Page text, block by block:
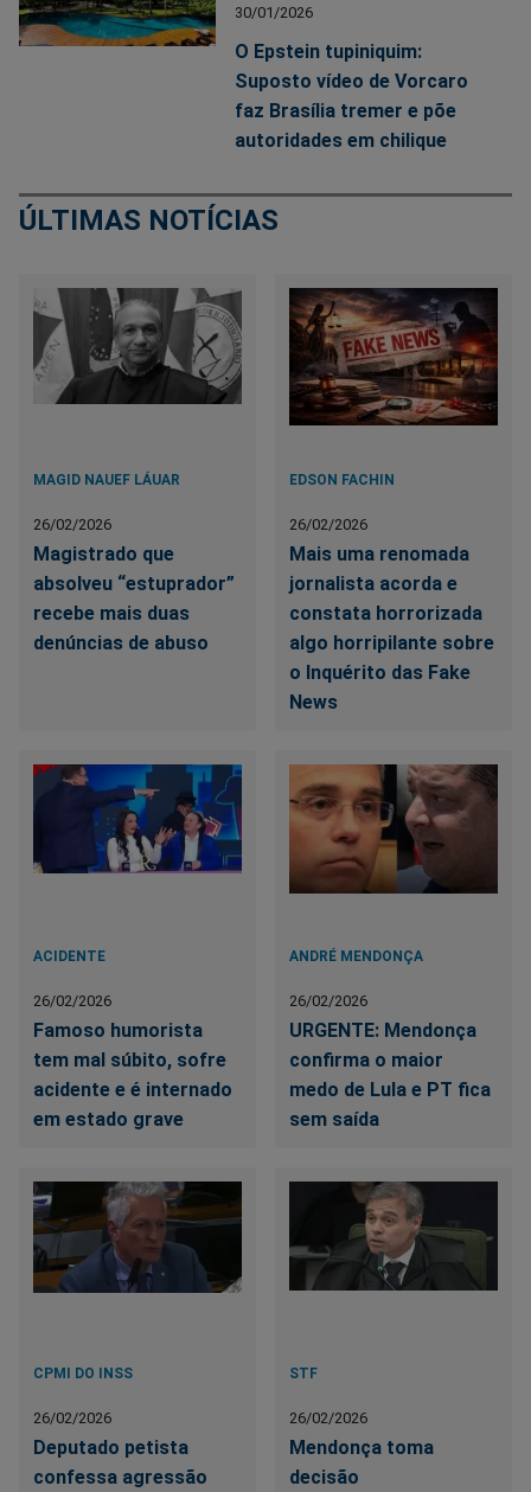
30/01/2026
O Epstein tupiniquim:
Suposto vídeo de Vorcaro
faz Brasília tremer e põe
autoridades em chilique
ÚLTIMAS NOTÍCIAS
MAGID NAUEF LÁUAR
26/02/2026
Magistrado que
absolveu “estuprador”
recebe mais duas
denúncias de abuso
EDSON FACHIN
26/02/2026
Mais uma renomada
jornalista acorda e
constata horrorizada
algo horripilante sobre
o Inquérito das Fake
News
ACIDENTE
26/02/2026
Famoso humorista
tem mal súbito, sofre
acidente e é internado
em estado grave
ANDRÉ MENDONÇA
26/02/2026
URGENTE: Mendonça
confirma o maior
medo de Lula e PT fica
sem saída
CPMI DO INSS
26/02/2026
Deputado petista
confessa agressão
STF
26/02/2026
Mendonça toma
decisão